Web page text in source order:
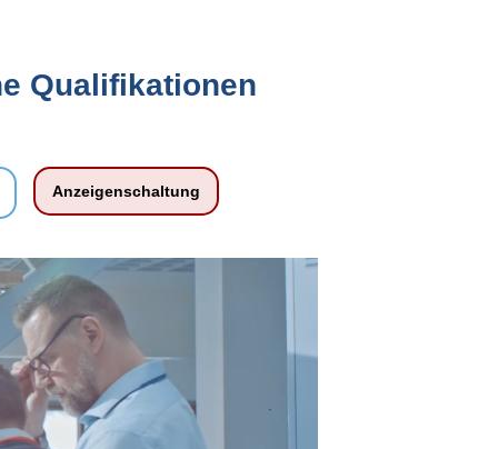
Qualifikationen
Anzeigenschaltung